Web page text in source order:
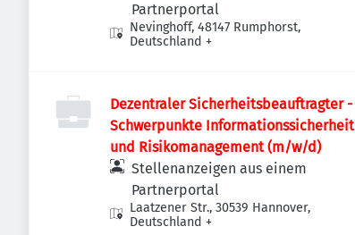
Partnerportal
Nevinghoff, 48147 Rumphorst,
Deutschland +
Dezentraler Sicherheitsbeauftragter -
Schwerpunkte Informationssicherheit
und Risikomanagement (m/w/d)
Stellenanzeigen aus einem
Partnerportal
Laatzener Str., 30539 Hannover,
Deutschland +